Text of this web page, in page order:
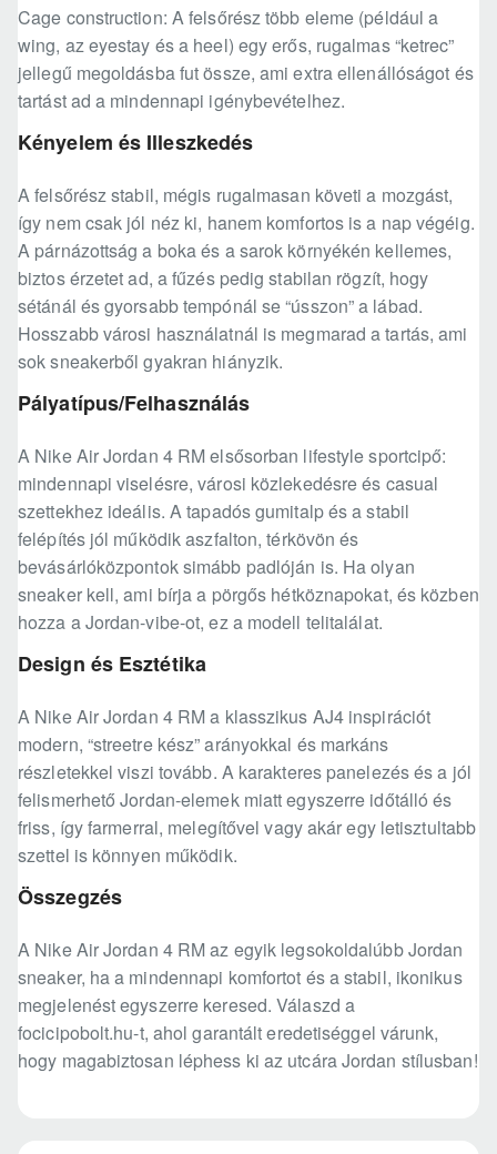
Cage construction: A felsőrész több eleme (például a
wing, az eyestay és a heel) egy erős, rugalmas “ketrec”
jellegű megoldásba fut össze, ami extra ellenállóságot és
tartást ad a mindennapi igénybevételhez.
Kényelem és Illeszkedés
A felsőrész stabil, mégis rugalmasan követi a mozgást,
így nem csak jól néz ki, hanem komfortos is a nap végéig.
A párnázottság a boka és a sarok környékén kellemes,
biztos érzetet ad, a fűzés pedig stabilan rögzít, hogy
sétánál és gyorsabb tempónál se “ússzon” a lábad.
Hosszabb városi használatnál is megmarad a tartás, ami
sok sneakerből gyakran hiányzik.
Pályatípus/Felhasználás
A Nike Air Jordan 4 RM elsősorban lifestyle sportcipő:
mindennapi viselésre, városi közlekedésre és casual
szettekhez ideális. A tapadós gumitalp és a stabil
felépítés jól működik aszfalton, térkövön és
bevásárlóközpontok simább padlóján is. Ha olyan
sneaker kell, ami bírja a pörgős hétköznapokat, és közben
hozza a Jordan-vibe-ot, ez a modell telitalálat.
Design és Esztétika
A Nike Air Jordan 4 RM a klasszikus AJ4 inspirációt
modern, “streetre kész” arányokkal és markáns
részletekkel viszi tovább. A karakteres panelezés és a jól
felismerhető Jordan-elemek miatt egyszerre időtálló és
friss, így farmerral, melegítővel vagy akár egy letisztultabb
szettel is könnyen működik.
Összegzés
A Nike Air Jordan 4 RM az egyik legsokoldalúbb Jordan
sneaker, ha a mindennapi komfortot és a stabil, ikonikus
megjelenést egyszerre keresed. Válaszd a
focicipobolt.hu-t, ahol garantált eredetiséggel várunk,
hogy magabiztosan léphess ki az utcára Jordan stílusban!